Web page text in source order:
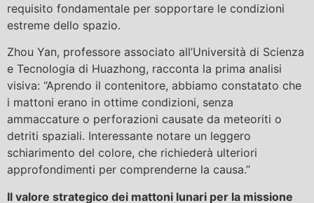
requisito fondamentale per sopportare le condizioni
estreme dello spazio.
Zhou Yan, professore associato all’Università di Scienza
e Tecnologia di Huazhong, racconta la prima analisi
visiva: “Aprendo il contenitore, abbiamo constatato che
i mattoni erano in ottime condizioni, senza
ammaccature o perforazioni causate da meteoriti o
detriti spaziali. Interessante notare un leggero
schiarimento del colore, che richiederà ulteriori
approfondimenti per comprenderne la causa.”
Il valore strategico dei mattoni lunari per la missione